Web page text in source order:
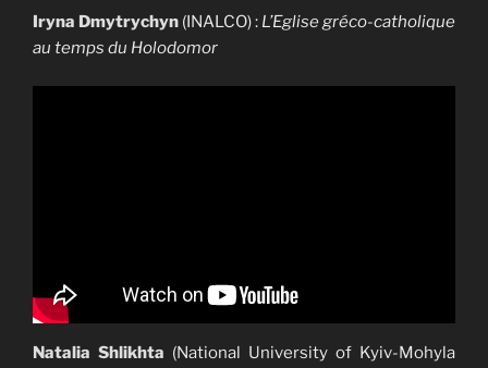
Iryna Dmytrychyn (INALCO) : L’Eglise gréco-catholique
au temps du Holodomor
Natalia Shlikhta (National University of Kyiv-Mohyla